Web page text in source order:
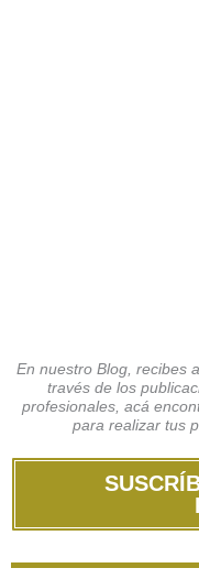
En nuestro Blog, recibes
través de los
profesionales, acá
para realizar tus